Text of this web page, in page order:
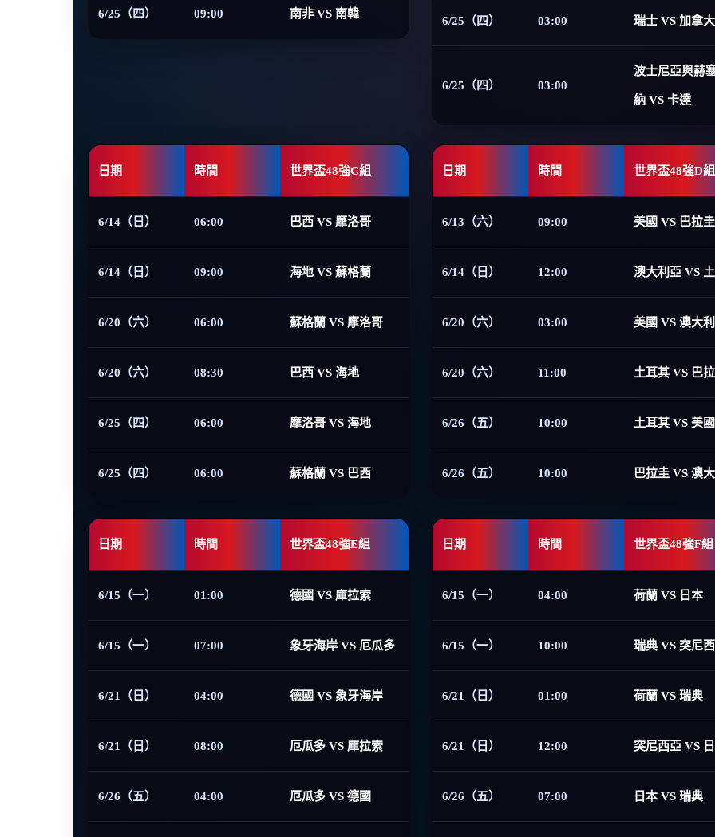
6/25（四） 09:00 南非 VS 南韓
6/25（四） 03:00 瑞士 VS 加拿大
6/25（四） 03:00
波士尼亞與赫
納 VS 卡達
日期 時間 世界盃48強C組
6/14（日） 06:00 巴西 VS 摩洛哥
6/14（日） 09:00 海地 VS 蘇格蘭
6/20（六） 06:00 蘇格蘭 VS 摩洛哥
6/20（六） 08:30 巴西 VS 海地
6/25（四） 06:00 摩洛哥 VS 海地
6/25（四） 06:00 蘇格蘭 VS 巴西
日期 時間 世界盃48強D組
6/13（六） 09:00 美國 VS 巴拉圭
6/14（日） 12:00 澳大利亞 VS
6/20（六） 03:00 美國 VS 澳大
6/20（六） 11:00 土耳其 VS 巴
6/26（五） 10:00 土耳其 VS 美國
6/26（五） 10:00 巴拉圭 VS 澳
日期 時間 世界盃48強E組
6/15（一） 01:00 德國 VS 庫拉索
6/15（一） 07:00 象牙海岸 VS 厄瓜多
6/21（日） 04:00 德國 VS 象牙海岸
6/21（日） 08:00 厄瓜多 VS 庫拉索
6/26（五） 04:00 厄瓜多 VS 德國
日期 時間 世界盃48強F組
6/15（一） 04:00 荷蘭 VS 日本
6/15（一） 10:00 瑞典 VS 突尼
6/21（日） 01:00 荷蘭 VS 瑞典
6/21（日） 12:00 突尼西亞 VS
6/26（五） 07:00 日本 VS 瑞典